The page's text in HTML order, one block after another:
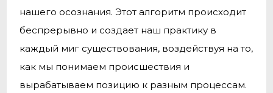
нашего осознания. Этот алгоритм происходит
беспрерывно и создает наш практику в
каждый миг существования, воздействуя на то,
как мы понимаем происшествия и
вырабатываем позицию к разным процессам.